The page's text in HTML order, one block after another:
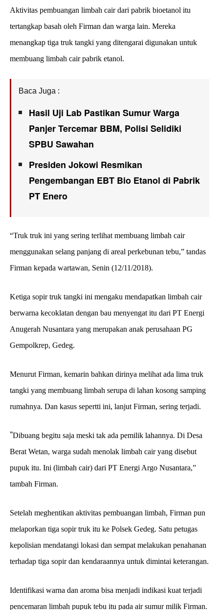
Aktivitas pembuangan limbah cair dari pabrik bioetanol itu
tertangkap basah oleh Firman dan warga lain. Mereka
menangkap tiga truk tangki yang ditengarai digunakan untuk
membuang limbah cair pabrik etanol.
Baca Juga :
Hasil Uji Lab Pastikan Sumur Warga
Panjer Tercemar BBM, Polisi Selidiki
SPBU Sawahan
Presiden Jokowi Resmikan
Pengembangan EBT Bio Etanol di Pabrik
PT Enero
“Truk truk ini yang sering terlihat membuang limbah cair
menggunakan selang panjang di areal perkebunan tebu,” tandas
Firman kepada wartawan, Senin (12/11/2018).
Ketiga sopir truk tangki ini mengaku mendapatkan limbah cair
berwarna kecoklatan dengan bau menyengat itu dari PT Energi
Anugerah Nusantara yang merupakan anak perusahaan PG
Gempolkrep, Gedeg.
Menurut Firman, kemarin bahkan dirinya melihat ada lima truk
tangki yang membuang limbah serupa di lahan kosong samping
rumahnya. Dan kasus sepertti ini, lanjut Firman, sering terjadi.
”Dibuang begitu saja meski tak ada pemilik lahannya. Di Desa
Berat Wetan, warga sudah menolak limbah cair yang disebut
pupuk itu. Ini (limbah cair) dari PT Energi Argo Nusantara,”
tambah Firman.
Setelah meghentikan aktivitas pembuangan limbah, Firman pun
melaporkan tiga sopir truk itu ke Polsek Gedeg. Satu petugas
kepolisian mendatangi lokasi dan sempat melakukan penahanan
terhadap tiga sopir dan kendaraannya untuk dimintai keterangan.
Identifikasi warna dan aroma bisa menjadi indikasi kuat terjadi
pencemaran limbah pupuk tebu itu pada air sumur milik Firman.